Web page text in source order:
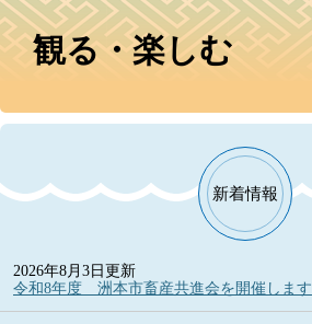
本
本
文
観る・楽しむ
新着情報
2026年8月3日更新
令和8年度 洲本市畜産共進会を開催します